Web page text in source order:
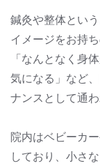
鍼灸や整体とい
イメージをお持
「なんとなく身
気になる」など
ナンスとして通
院内はベビーカ
しており、小さ